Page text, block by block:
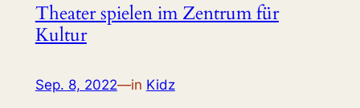
Theater spielen im Zentrum für
Kultur
Sep. 8, 2022—in Kidz